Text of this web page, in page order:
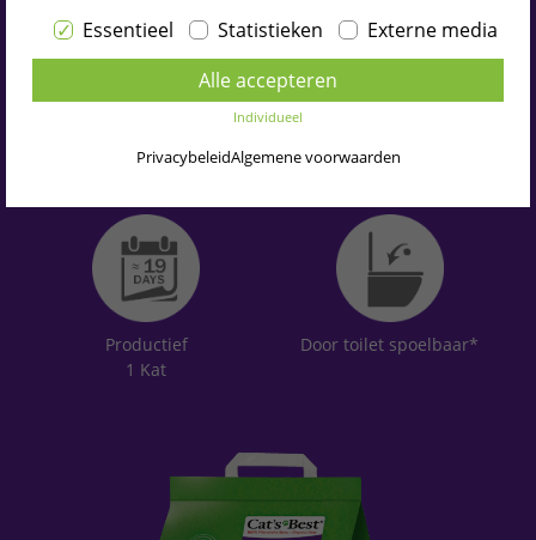
Selecteer taal
ENGLISH
PORTUGUÊS
FRANÇAIS
ITALIANO
PORTUGUÊS BRASIL
Productief
1 Kat
Door toilet spoelbaar*
Essentieel Statistieken
Externe media
Alle accepteren
Individueel
PrivacybeleidAlgemene voorwaarden